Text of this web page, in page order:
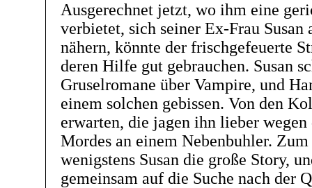
Ausgerechnet jetzt, wo ihm eine
verbietet, sich seiner Ex-Frau
nähern, könnte der frischgefeuerte
deren Hilfe gut gebrauchen. Susan
Gruselromane über Vampire, und
einem solchen gebissen. Von den
erwarten, die jagen ihn lieber
Mordes an einem Nebenbuhler.
wenigstens Susan die große Story,
gemeinsam auf die Suche nach der